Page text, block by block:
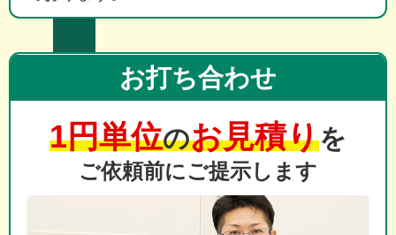
お打ち合わせ
1円単位のお見積りを
ご依頼前にご提示します